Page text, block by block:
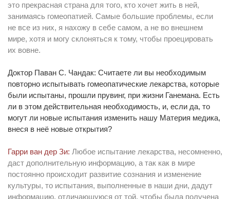
это прекрасная страна для того, кто хочет жить в ней,
занимаясь гомеопатией. Самые большие проблемы, если
не все из них, я нахожу в себе самом, а не во внешнем
мире, хотя и могу склоняться к тому, чтобы проецировать
их вовне.
Доктор Паван С. Чандак: Считаете ли вы необходимым
повторно испытывать гомеопатические лекарства, которые
были испытаны, прошли прувинг, при жизни Ганемана. Есть
ли в этом действительная необходимость, и, если да, то
могут ли новые испытания изменить нашу Материя медика,
внеся в неё новые открытия?
Гарри ван дер Зи: Любое испытание лекарства, несомненно,
даст дополнительную информацию, а так как в мире
постоянно происходит развитие сознания и изменение
культуры, то испытания, выполненные в наши дни, дадут
информацию, отличающуюся от той, чтобы была получена